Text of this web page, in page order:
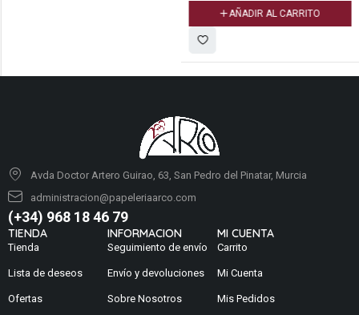
AÑADIR AL CARRITO
Avda Doctor Artero Guirao, 63, San Pedro del Pinatar, Murcia
administracion@papeleriaarco.com
(+34) 968 18 46 79
TIENDA
Tienda
Lista de deseos
Ofertas
INFORMACION
Seguimiento de envío
Envío y devoluciones
Sobre Nosotros
MI CUENTA
Carrito
Mi Cuenta
Mis Pedidos